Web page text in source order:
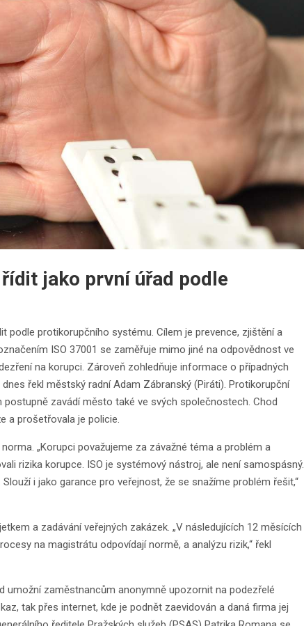
jako první úřad podle
podle protikorupčního systému. Cílem je prevence, zjištění a
ISO 37001 se zaměřuje mimo jiné na odpovědnost ve
na korupci. Zároveň zohledňuje informace o případných
řekl městský radní Adam Zábranský (Piráti). Protikorupční
zavádí město také ve svých společnostech. Chod
a prošetřovala je policie.
„Korupci považujeme za závažné téma a problém a
rizika korupce. ISO je systémový nástroj, ale není samospásný.
i jako garance pro veřejnost, že se snažíme problém řešit,“
a zadávání veřejných zakázek. „V následujících 12 měsících
na magistrátu odpovídají normě, a analýzu rizik,“ řekl
umožní zaměstnancům anonymně upozornit na podezřelé
tak přes internet, kde je podnět zaevidován a daná firma jej